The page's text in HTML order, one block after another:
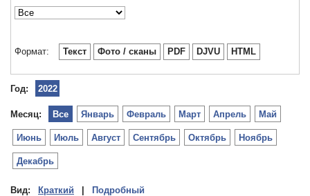
Формат: Текст Фото / сканы PDF DJVU HTML
Год: 2022
Месяц: Январь Февраль Март Апрель Май
Июнь Июль Август Сентябрь Октябрь Ноябрь
Декабрь
Все
Вид: Краткий Подробный